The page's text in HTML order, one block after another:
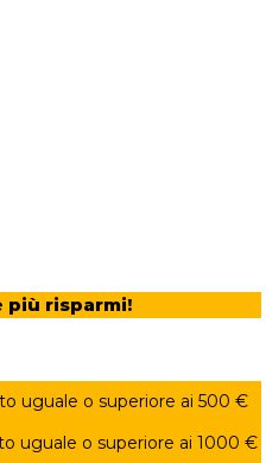
più risparmi!
uguale o superiore ai 500 €
uguale o superiore ai 1000 €